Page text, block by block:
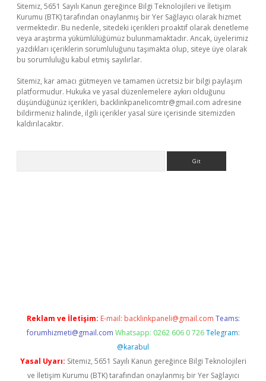
Sitemiz, 5651 Sayılı Kanun gereğince Bilgi Teknolojileri ve İletişim
Kurumu (BTK) tarafından onaylanmış bir Yer Sağlayıcı olarak hizmet
vermektedir. Bu nedenle, sitedeki içerikleri proaktif olarak denetleme
veya araştırma yükümlülüğümüz bulunmamaktadır. Ancak, üyelerimiz
yazdıkları içeriklerin sorumluluğunu taşımakta olup, siteye üye olarak
bu sorumluluğu kabul etmiş sayılırlar.
Sitemiz, kar amacı gütmeyen ve tamamen ücretsiz bir bilgi paylaşım
platformudur. Hukuka ve yasal düzenlemelere aykırı olduğunu
düşündüğünüz içerikleri, backlinkpanelicomtr@gmail.com adresine
bildirmeniz halinde, ilgili içerikler yasal süre içerisinde sitemizden
kaldırılacaktır.
Reklam ve İletişim: E-mail: backlinkpaneli@gmail.com Teams:
forumhizmeti@gmail.com Whatsapp: 0262 606 0 726 Telegram:
@karabul
Yasal Uyarı: Sitemiz, 5651 Sayılı Kanun gereğince Bilgi Teknolojileri
ve İletişim Kurumu (BTK) tarafından onaylanmış bir Yer Sağlayıcı